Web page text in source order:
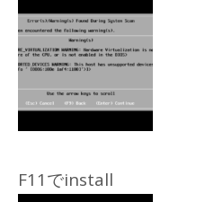
F11でinstall